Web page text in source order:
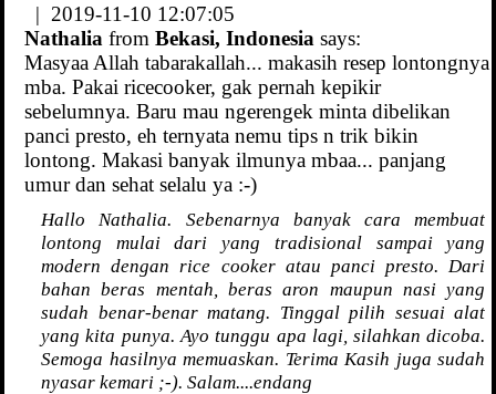
| 2019-11-10 12:07:05
Nathalia from Bekasi, Indonesia says:
Masyaa Allah tabarakallah... makasih resep lontongnya
mba. Pakai ricecooker, gak pernah kepikir
sebelumnya. Baru mau ngerengek minta dibelikan
panci presto, eh ternyata nemu tips n trik bikin
lontong. Makasi banyak ilmunya mbaa... panjang
umur dan sehat selalu ya :-)
Hallo Nathalia. Sebenarnya banyak cara membuat
lontong mulai dari yang tradisional sampai yang
modern dengan rice cooker atau panci presto. Dari
bahan beras mentah, beras aron maupun nasi yang
sudah benar-benar matang. Tinggal pilih sesuai alat
yang kita punya. Ayo tunggu apa lagi, silahkan dicoba.
Semoga hasilnya memuaskan. Terima Kasih juga sudah
nyasar kemari ;-). Salam....endang